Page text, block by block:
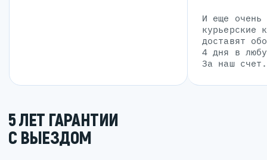
И еще очень
курьерские
доставят
4 дня в
За наш счет.
5 ЛЕТ ГАРАНТИИ
С ВЫЕЗДОМ